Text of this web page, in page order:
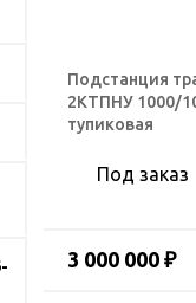
Подстанция
2КТПНУ 1000/
тупиковая
Под заказ
3 000 000 ₽